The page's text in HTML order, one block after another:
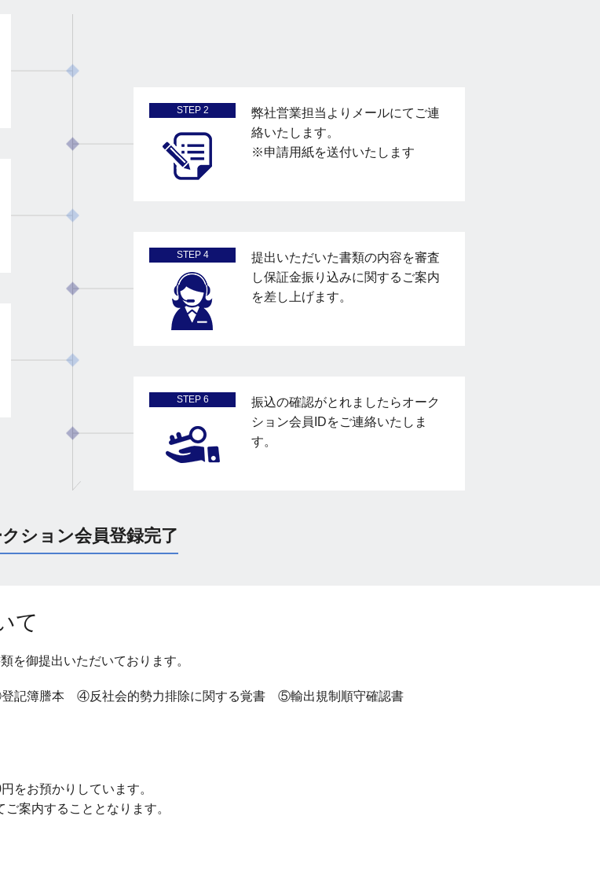
STEP 2
弊社営業担当よりメールにてご連
絡いたします。
※申請用紙を送付いたします
STEP 4
提出いただいた書類の内容を審査
し保証金振り込みに関するご案内
を差し上げます。
STEP 6
振込の確認がとれましたらオーク
ション会員IDをご連絡いたしま
す。
ション会員登録完了
て
を御提出いただいております。
簿謄本 ④反社会的勢力排除に関する覚書 ⑤輸出規制順守確認書
をお預かりしています。
案内することとなります。